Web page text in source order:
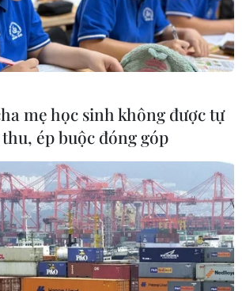
miền Nam sẵn sàng
tiếp xúc hòa giải
al-Zubaidi cho biết lực lượng này
mẹ học sinh không được tự
ép buộc đóng góp